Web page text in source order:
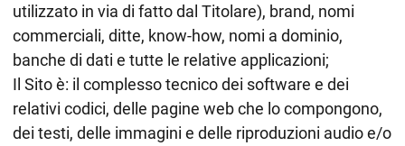
utilizzato in via di fatto dal Titolare), brand, nomi
commerciali, ditte, know-how, nomi a dominio,
banche di dati e tutte le relative applicazioni;
Il Sito è: il complesso tecnico dei software e dei
relativi codici, delle pagine web che lo compongono,
dei testi, delle immagini e delle riproduzioni audio e/o